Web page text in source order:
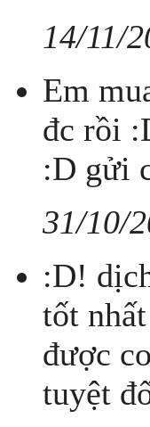
14/11/
Em
đc rồi
:D gửi
31/10/
:D!
tốt
được
tuyệt